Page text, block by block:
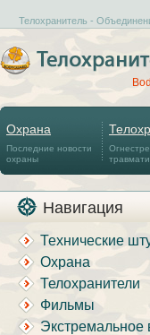
Телохранитель -
Охрана
Последние новости
охраны
Навигация
Технические
Охрана
Телохранители
Фильмы
Экстремальное